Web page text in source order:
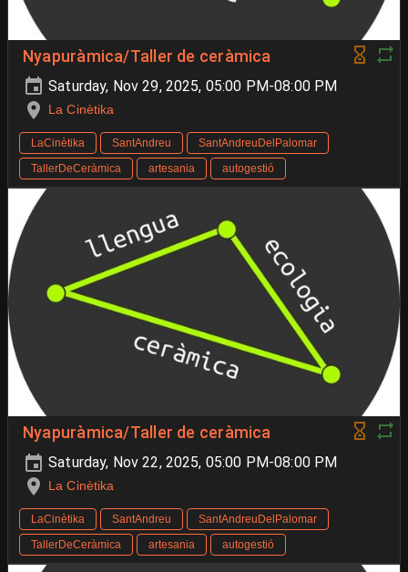
Nyapuràmica/Taller de ceràmica
Saturday, Nov 29, 2025, 05:00 PM-08:00 PM
La Cinètika
LaCinètika SantAndreu
SantAndreuDelPalomar
TallerDeCeràmica
artesania autogestió
Nyapuràmica/Taller de ceràmica
Saturday, Nov 22, 2025, 05:00 PM-08:00 PM
La Cinètika
LaCinètika SantAndreu
SantAndreuDelPalomar
TallerDeCeràmica
artesania autogestió